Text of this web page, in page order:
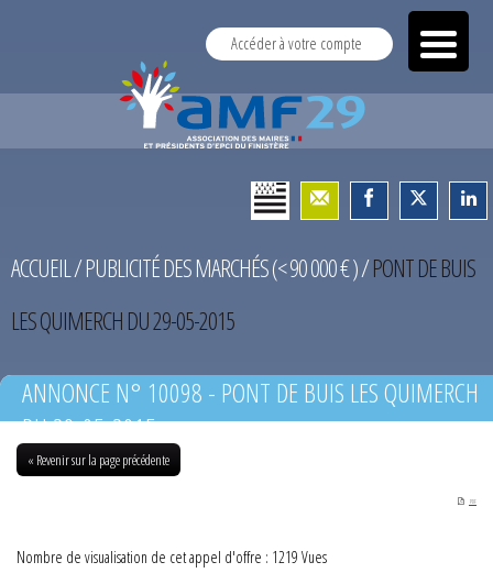
Accéder à votre compte
ACCUEIL/PUBLICITÉ DES MARCHÉS (< 90 000 € )/PONT DE BUIS
LES QUIMERCH DU 29-05-2015
ANNONCE N° 10098 - PONT DE BUIS LES QUIMERCH
DU 29-05-2015
« Revenir sur la page précédente
PDF
Nombre de visualisation de cet appel d'offre : 1219 Vues